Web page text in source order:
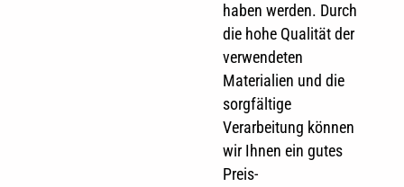
haben werden. Durch
die hohe Qualität der
verwendeten
Materialien und die
sorgfältige
Verarbeitung können
wir Ihnen ein gutes
Preis-